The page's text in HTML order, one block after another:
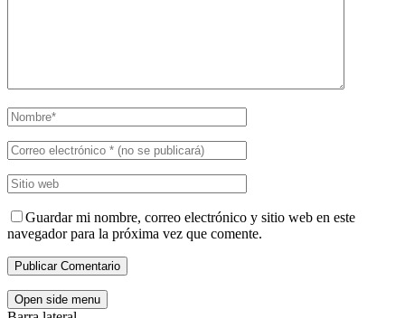
Guardar mi nombre, correo electrónico y sitio web en este
navegador para la próxima vez que comente.
Open side menu